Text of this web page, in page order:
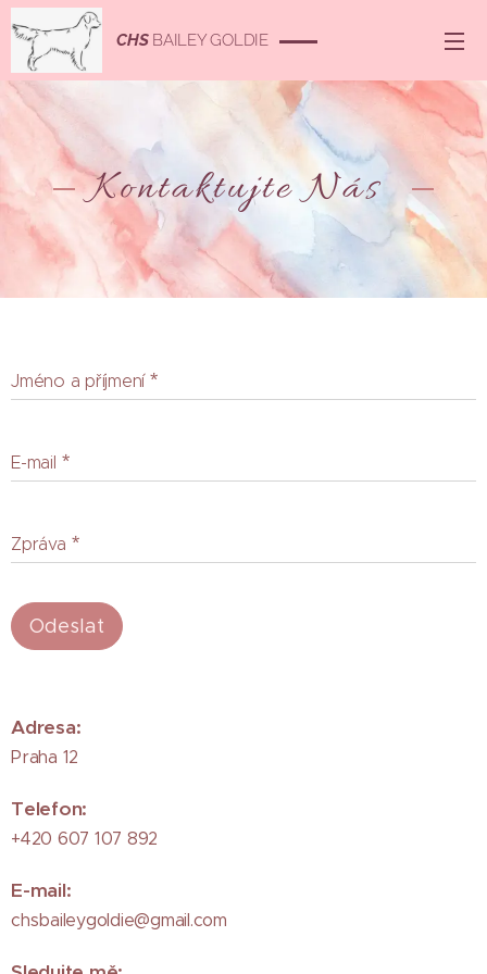
CHSBAILEY GOLDIE
Kontaktujte Nás
Jméno a příjmení
E-mail
Zpráva
Odeslat
Adresa:
Praha 12
Telefon:
+420 607 107 892
E-mail:
chsbaileygoldie@gmail.com